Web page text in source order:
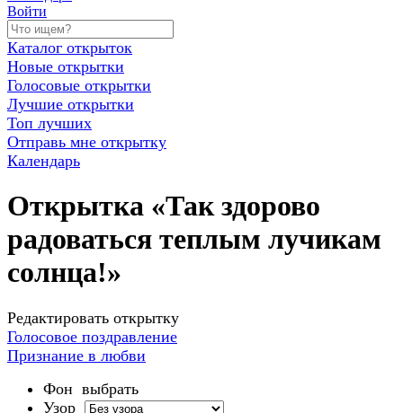
Войти
Каталог открыток
Новые открытки
Голосовые открытки
Лучшие открытки
Топ лучших
Отправь мне открытку
Календарь
Открытка «Так здорово
радоваться теплым лучикам
солнца!»
Редактировать открытку
Голосовое поздравление
Признание в любви
Фон выбрать
Узор